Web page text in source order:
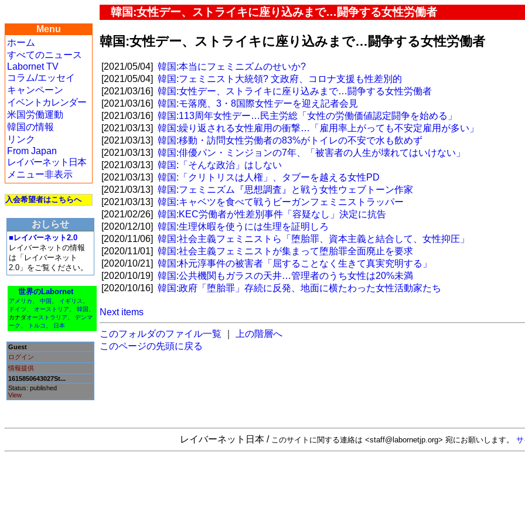
韓国:女性デー、ストライキに座り込みまで…闘争する女性労働者
Menu
ホーム
すべてのニュース
Labornet TV
コラム/エッセイ
キャンペーン
イベントカレンダー
米国労働運動
韓国の情報
リンク
From Japan
レイバーネット日本
メニュー非表示
入会希望者はこちらへ
おしらせ
■レイバーネット2.0
レイバーネットの情報
は「レイバーネット
2.0」をご覧ください。
世界のLabornet
アメリカ 中国 イギリス
ドイツ
オーストリア 韓国
カナダオーストラリア
デンマ
ーク
トルコ 日本
ログイン
情報提供
1615850643027St...
Status: published
View
韓国:女性デー、ストライキに座り込みまで…闘争する女性労働者
[2021/05/04] 韓国:本当にフェミニズムのせいか?
[2021/05/04] 韓国:フェミニスト大統領? 文政府、コロナ支援も性差別的
[2021/03/16] 韓国:女性デー、ストライキに座り込みまで…闘争する女性労働者
[2021/03/16] 韓国:モ落廃、3・8国際女性デーを迎え記者会見
[2021/03/16] 韓国:113周年女性デー…民主労総「女性の労働価値認定闘争を始める」
[2021/03/13] 韓国:繰り返される女性雇用の衝撃…「雇用率上がっても不安定雇用が多い」
[2021/03/13] 韓国:移動・訪問女性労働者の83%がトイレの不安で水も飲めず
[2021/03/13] 韓国:俳優パン・ミンジョンの7年、「被害者の人生が壊れてはいけない」
[2021/03/13] 韓国:「そんな政治」はしない
[2021/03/13] 韓国:「クリトリスは人権」、タブーを越える女性PD
[2021/03/13] 韓国:フェミニズム『思想調査』と戦う女性ウェブトーン作家
[2021/03/13] 韓国:キャベツを食べて戦うビーガンフェミニストラッパー
[2021/02/26] 韓国:KEC労働者が性差別事件「容疑なし」決定に抗告
[2020/12/10] 韓国:生理休暇を使うには生理を証明しろ
[2020/11/06] 韓国:社会主義フェミニストら「堕胎罪、資本主義と結合して、女性抑圧」
[2020/11/01] 韓国:社会主義フェミニストが集まって堕胎罪全面廃止を要求
[2020/10/21] 韓国:朴元淳事件の被害者「屈することなく生きて真実究明する」
[2020/10/19] 韓国:公共機関もガラスの天井…管理者のうち女性は20%未満
[2020/10/16] 韓国:政府「堕胎罪」存続に反発、地面に横たわった女性活動家たち
Next items
このフォルダのファイル一覧
上の階層へ
このページの先頭に戻る
レイバーネット日本 / このサイトに関する連絡は <staff@labornetjp.org> 宛にお願いします。